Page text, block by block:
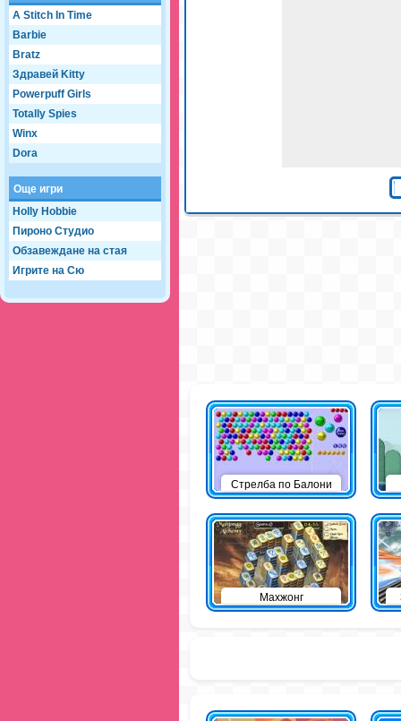
A Stitch In Time
Barbie
Bratz
Здравей Kitty
Powerpuff Girls
Totally Spies
Winx
Dora
Още игри
Holly Hobbie
Пироно Студио
Обзавеждане на стая
Игрите на Сю
Стрелба по Балони
Махжонг